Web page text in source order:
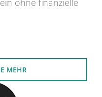
ohne finanzielle
MEHR